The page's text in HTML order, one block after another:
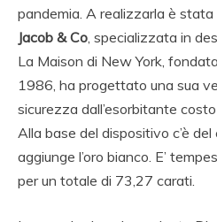
pandemia. A realizzarla è
Jacob & Co, specializzata in
La Maison di New York,
1986, ha progettato una sua
sicurezza dall’esorbitante
Alla base del dispositivo c’è
aggiunge l’oro bianco. E’
per un totale di 73,27 carati.